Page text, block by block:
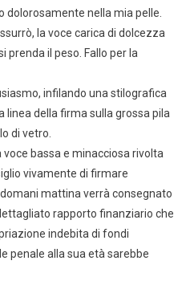
nella mia pelle.
la voce carica di dolcezza
prenda il peso. Fallo per la
infilando una stilografica
linea della firma sulla grossa pila
di vetro.
voce bassa e minacciosa rivolta
vivamente di firmare
mattina verrà consegnato
rapporto finanziario che
indebita di fondi
penale alla sua età sarebbe